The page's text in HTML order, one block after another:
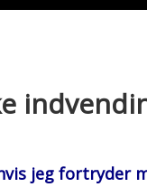
jeg fortryder